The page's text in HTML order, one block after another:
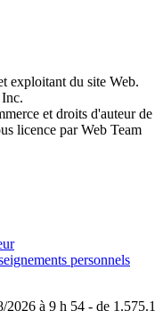
exploitant du site Web.
et droits d'auteur de
licence par Web Team
personnels
à 9 h 54 - de 1.575.1